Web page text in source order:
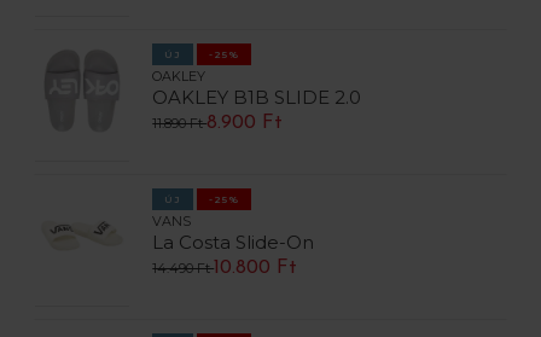
ÚJ -25%
OAKLEY
OAKLEY B1B SLIDE 2.0
11.890 Ft8.900 Ft
ÚJ -25%
VANS
La Costa Slide-On
14.490 Ft 10.800 Ft